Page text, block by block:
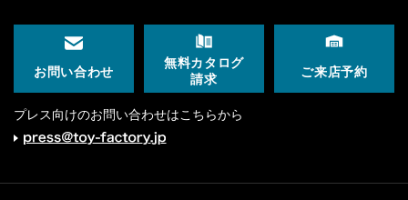
お問い合わせ
無料カタログ
請求
ご来店予約
プレス向けのお問い合わせはこちらから